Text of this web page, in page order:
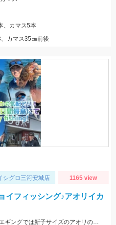
、カマス5本
カマス35㎝前後
シグロ三河安城店 1165 view
イフィッシング♪アオリイカ
師崎港よりフェリーで10分の離島！エギングでは新子サイズのアオリのチェイス多数！ロックフィッシュは足元を10ｇの根魚玉で狙うと効果的♪カバスキャでも釣果あり！